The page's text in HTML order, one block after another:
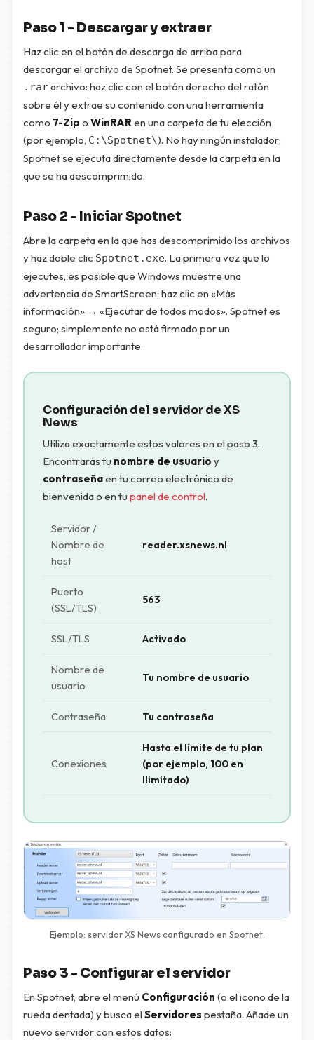
Paso 1 - Descargar y extraer
Haz clic en el botón de descarga de arriba para
descargar el archivo de Spotnet. Se presenta como un
.rararchivo: haz clic con el botón derecho del ratón
sobre él y extrae su contenido con una herramienta
como 7-Zip o WinRARen una carpeta de tu elección
(por ejemplo, C:\Spotnet\). No hay ningún instalador;
Spotnet se ejecuta directamente desde la carpeta en la
que se ha descomprimido.
Paso 2 - Iniciar Spotnet
Abre la carpeta en la que has descomprimido los archivos
y haz doble clic Spotnet.exe. La primera vez que lo
ejecutes, es posible que Windows muestre una
advertencia de SmartScreen: haz clic en «Más
información» → «Ejecutar de todos modos». Spotnet es
seguro; simplemente no está firmado por un
desarrollador importante.
Configuración del servidor de XS
News
Utiliza exactamente estos valores en el paso 3.
Encontrarás tu nombre de usuario y
contraseñaen tu correo electrónico de
bienvenida o en tu panel de control.
Servidor /
Nombre de
host
reader.xsnews.nl
Puerto
(SSL/TLS)
563
SSL/TLS Activado
Nombre de
usuario
Tu nombre de usuario
Contraseña Tu contraseña
Conexiones
Hasta el límite de tu plan
(por ejemplo, 100 en
Ilimitado)
Ejemplo: servidor XS News configurado en Spotnet.
Paso 3 - Configurar el servidor
En Spotnet, abre el menú Configuración (o el icono de la
rueda dentada) y busca el Servidores pestaña. Añade un
nuevo servidor con estos datos: